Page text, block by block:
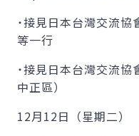
˙接見日本台灣交流協
等一行
˙接見日本台灣交流協
中正區）
12月12日（星期二）